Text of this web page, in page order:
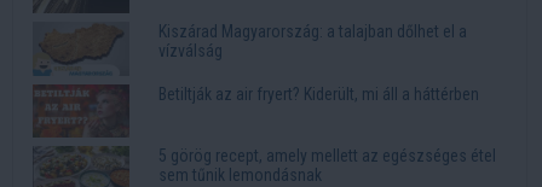
Kiszárad Magyarország: a talajban dőlhet el a
vízválság
Betiltják az air fryert? Kiderült, mi áll a háttérben
5 görög recept, amely mellett az egészséges étel
sem tűnik lemondásnak